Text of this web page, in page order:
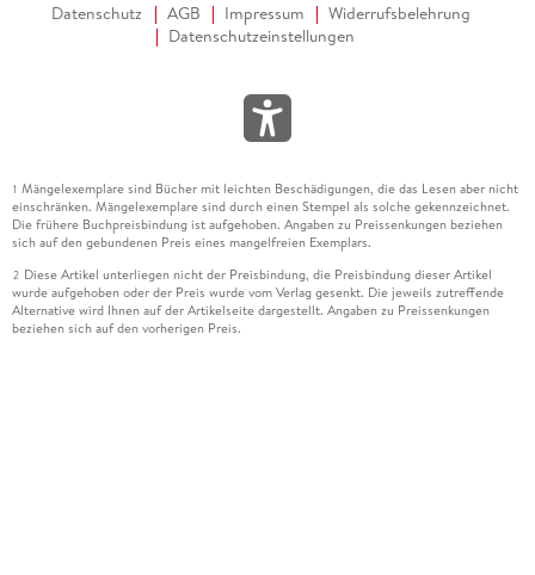
Datenschutz AGB Impressum
Widerrufsbelehrung
Datenschutzeinstellungen
1 Mängelexemplare sind Bücher mit leichten Beschädigungen, die das Lesen aber nicht
einschränken. Mängelexemplare sind durch einen Stempel als solche gekennzeichnet.
Die frühere Buchpreisbindung ist aufgehoben. Angaben zu Preissenkungen beziehen
sich auf den gebundenen Preis eines mangelfreien Exemplars.
2 Diese Artikel unterliegen nicht der Preisbindung, die Preisbindung dieser Artikel
wurde aufgehoben oder der Preis wurde vom Verlag gesenkt. Die jeweils zutreffende
Alternative wird Ihnen auf der Artikelseite dargestellt. Angaben zu Preissenkungen
beziehen sich auf den vorherigen Preis.